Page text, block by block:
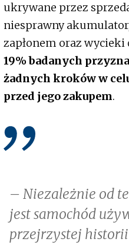
ukrywane przez
niesprawny
zapłonem oraz
19% badanych
żadnych kroków w
przed jego zakupem.
– Niezależnie od
jest samochód
przejrzystej